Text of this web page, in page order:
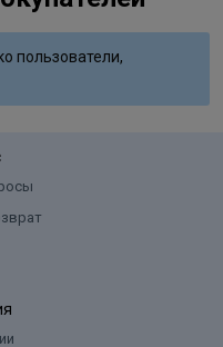
Fragrance, Glycerine, Talc,
Extract, Oryza Sativa
пользователи,